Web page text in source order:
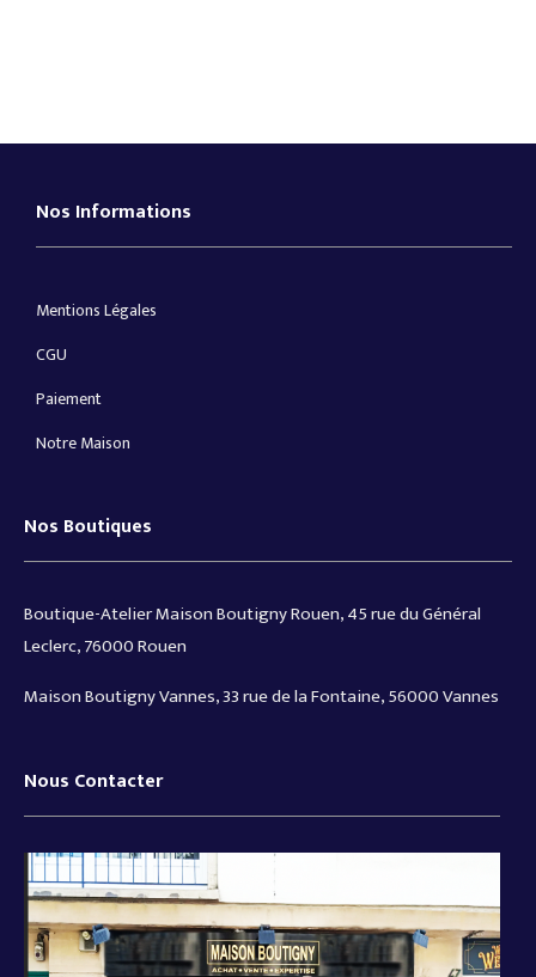
Nos Informations
Mentions Légales
CGU
Paiement
Notre Maison
Nos Boutiques
Boutique-Atelier Maison Boutigny Rouen, 45 rue du Général
Leclerc, 76000 Rouen
Maison Boutigny Vannes, 33 rue de la Fontaine, 56000 Vannes
Nous Contacter